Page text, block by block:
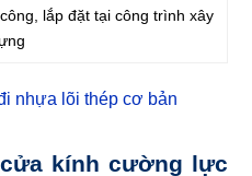
lắp đặt tại công trình xây
nhựa lõi thép cơ bản
kính cường lực